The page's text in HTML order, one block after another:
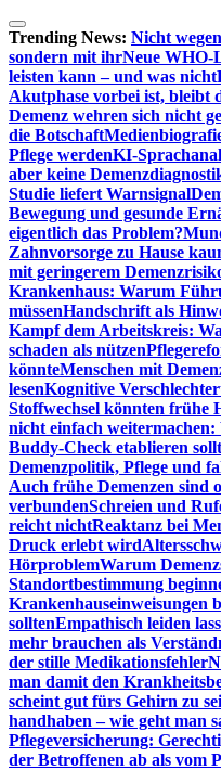
Zum
Inhalt
springen
Trending News: Nicht
sondern mit ihrNeue WHO-
leisten kann – und was nicht
Akutphase vorbei ist, bleibt
Demenz wehren sich nicht
die Botschaft
Pflege werdenKI-
aber keine
Studie liefert Warnsignal
Bewegung und gesunde
eigentlich das Problem?
Zahnvorsorge zu Hause
mit geringerem
Krankenhaus: Warum
müssenHandschrift als
Kampf dem Arbeitskreis:
schaden als nützen
könnteMenschen mit
lesenKognitive
Stoffwechsel könnten frühe
nicht einfach weitermachen:
Buddy-Check etablieren
Demenzpolitik, Pflege und
Auch frühe Demenzen sind
verbundenSchreien und
reicht nichtReaktanz bei
Druck erlebt wird
HörproblemWarum
Standortbestimmung
Krankenhauseinweisungen
solltenEmpathisch leiden
mehr brauchen als
der stille Medikationsfehler
man damit den
scheint gut fürs Gehirn zu
handhaben – wie geht man
Pflegeversicherung:
der Betroffenen ab als vom